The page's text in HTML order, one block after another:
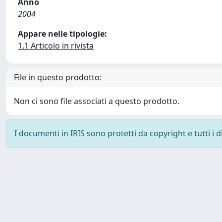
2004
Appare nelle tipologie:
1.1 Articolo in rivista
File in questo prodotto:
Non ci sono file associati a questo prodotto.
I documenti in IRIS sono protetti da copyright e tutti i